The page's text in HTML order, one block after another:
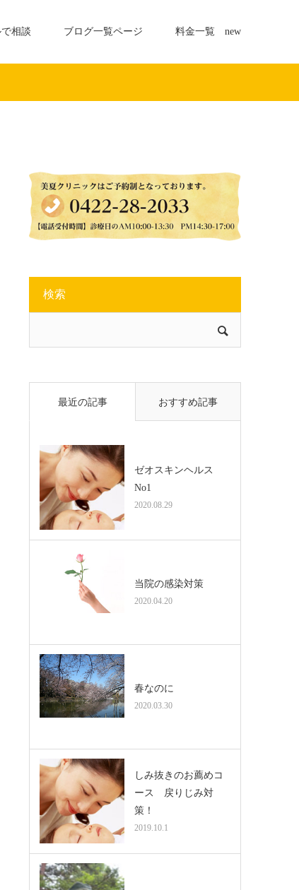
相談 ブログ一覧ページ 料金一覧 new
検索
最近の記事 おすすめ記事
ゼオスキンヘルス
No1
2020.08.29
当院の感染対策
2020.04.20
春なのに
2020.03.30
しみ抜きのお薦めコ
ース 戻りじみ対
策！
2019.10.1